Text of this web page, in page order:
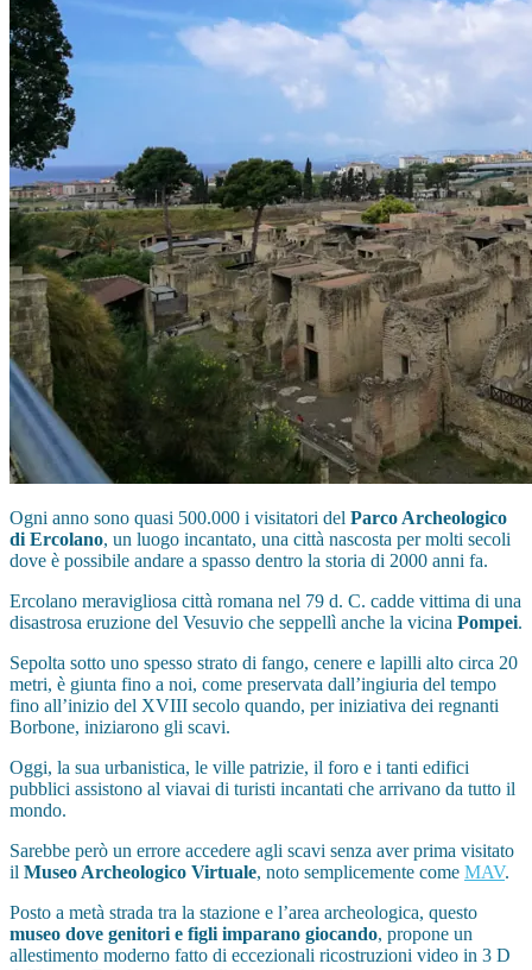
Ogni anno sono quasi 500.000 i visitatori del Parco Archeologico
di Ercolano, un luogo incantato, una città nascosta per molti secoli
dove è possibile andare a spasso dentro la storia di 2000 anni fa.
Ercolano meravigliosa città romana nel 79 d. C. cadde vittima di una
disastrosa eruzione del Vesuvio che seppellì anche la vicina Pompei.
Sepolta sotto uno spesso strato di fango, cenere e lapilli alto circa 20
metri, è giunta fino a noi, come preservata dall’ingiuria del tempo
fino all’inizio del XVIII secolo quando, per iniziativa dei regnanti
Borbone, iniziarono gli scavi.
Oggi, la sua urbanistica, le ville patrizie, il foro e i tanti edifici
pubblici assistono al viavai di turisti incantati che arrivano da tutto il
mondo.
Sarebbe però un errore accedere agli scavi senza aver prima visitato
il Museo Archeologico Virtuale, noto semplicemente come MAV.
Posto a metà strada tra la stazione e l’area archeologica, questo
museo dove genitori e figli imparano giocando, propone un
allestimento moderno fatto di eccezionali ricostruzioni video in 3 D